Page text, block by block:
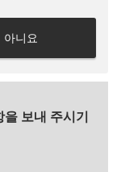
아니요
보내 주시기